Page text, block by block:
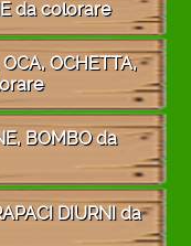
da colorare
OCHETTA,
BOMBO da
DIURNI da